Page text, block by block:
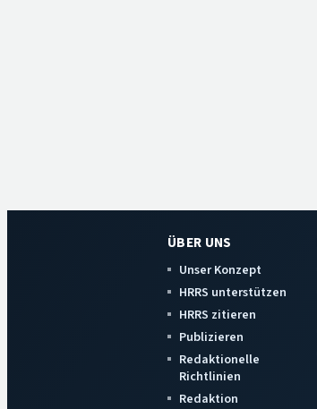
ÜBER UNS
Unser Konzept
HRRS unterstützen
HRRS zitieren
Publizieren
Redaktionelle
Richtlinien
Redaktion